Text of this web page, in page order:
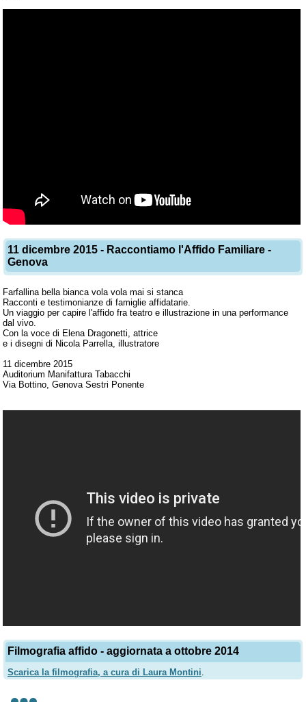
11 dicembre 2015 - Raccontiamo l'Affido Familiare -
Genova
Farfallina bella bianca vola vola mai si stanca
Racconti e testimonianze di famiglie affidatarie.
Un viaggio per capire l'affido fra teatro e illustrazione in una performance
dal vivo.
Con la voce di Elena Dragonetti, attrice
e i disegni di Nicola Parrella, illustratore
11 dicembre 2015
Auditorium Manifattura Tabacchi
Via Bottino, Genova Sestri Ponente
Filmografia affido - aggiornata a ottobre 2014
Scarica la filmografia, a cura di Laura Montini.